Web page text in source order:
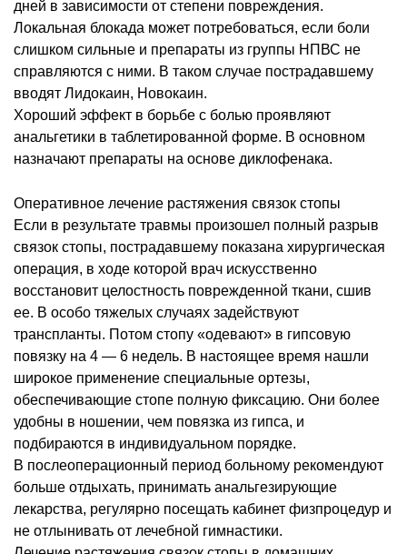
дней в зависимости от степени повреждения.
Локальная блокада может потребоваться, если боли
слишком сильные и препараты из группы НПВС не
справляются с ними. В таком случае пострадавшему
вводят Лидокаин, Новокаин.
Хороший эффект в борьбе с болью проявляют
анальгетики в таблетированной форме. В основном
назначают препараты на основе диклофенака.
Оперативное лечение растяжения связок стопы
Если в результате травмы произошел полный разрыв
связок стопы, пострадавшему показана хирургическая
операция, в ходе которой врач искусственно
восстановит целостность поврежденной ткани, сшив
ее. В особо тяжелых случаях задействуют
транспланты. Потом стопу «одевают» в гипсовую
повязку на 4 — 6 недель. В настоящее время нашли
широкое применение специальные ортезы,
обеспечивающие стопе полную фиксацию. Они более
удобны в ношении, чем повязка из гипса, и
подбираются в индивидуальном порядке.
В послеоперационный период больному рекомендуют
больше отдыхать, принимать анальгезирующие
лекарства, регулярно посещать кабинет физпроцедур и
не отлынивать от лечебной гимнастики.